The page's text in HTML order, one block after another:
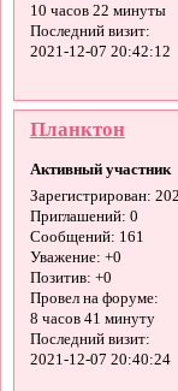
10 часов 22 минуты
Последний визит:
2021-12-07 20:42:12
Планктон
Активный участник
Зарегистрирован:
Приглашений: 0
Сообщений: 161
Уважение: +0
Позитив: +0
Провел на форуме:
8 часов 41 минуту
Последний визит:
2021-12-07 20:40:24